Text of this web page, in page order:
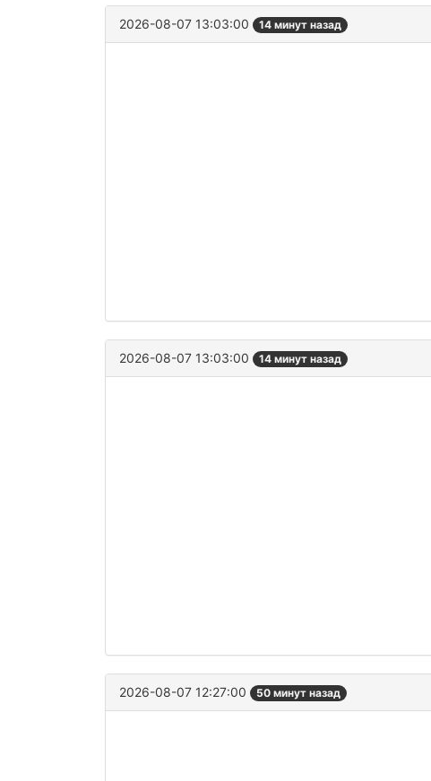
2026-08-07 13:03:00 14 минут назад
2026-08-07 13:03:00 14 минут назад
2026-08-07 12:27:00 50 минут назад